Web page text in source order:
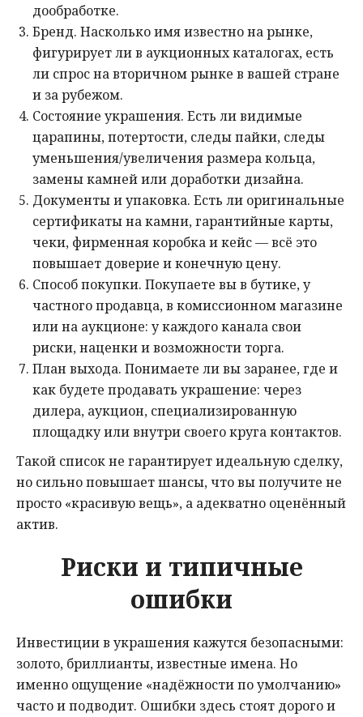
дообработке.
Бренд. Насколько имя известно на рынке,
фигурирует ли в аукционных каталогах, есть
ли спрос на вторичном рынке в вашей стране
и за рубежом.
Состояние украшения. Есть ли видимые
царапины, потертости, следы пайки, следы
уменьшения/увеличения размера кольца,
замены камней или доработки дизайна.
Документы и упаковка. Есть ли оригинальные
сертификаты на камни, гарантийные карты,
чеки, фирменная коробка и кейс — всё это
повышает доверие и конечную цену.
Способ покупки. Покупаете вы в бутике, у
частного продавца, в комиссионном магазине
или на аукционе: у каждого канала свои
риски, наценки и возможности торга.
План выхода. Понимаете ли вы заранее, где и
как будете продавать украшение: через
дилера, аукцион, специализированную
площадку или внутри своего круга контактов.
Такой список не гарантирует идеальную сделку,
но сильно повышает шансы, что вы получите не
просто «красивую вещь», а адекватно оценённый
актив.
Риски и типичные
ошибки
Инвестиции в украшения кажутся безопасными:
золото, бриллианты, известные имена. Но
именно ощущение «надёжности по умолчанию»
часто и подводит. Ошибки здесь стоят дорого и